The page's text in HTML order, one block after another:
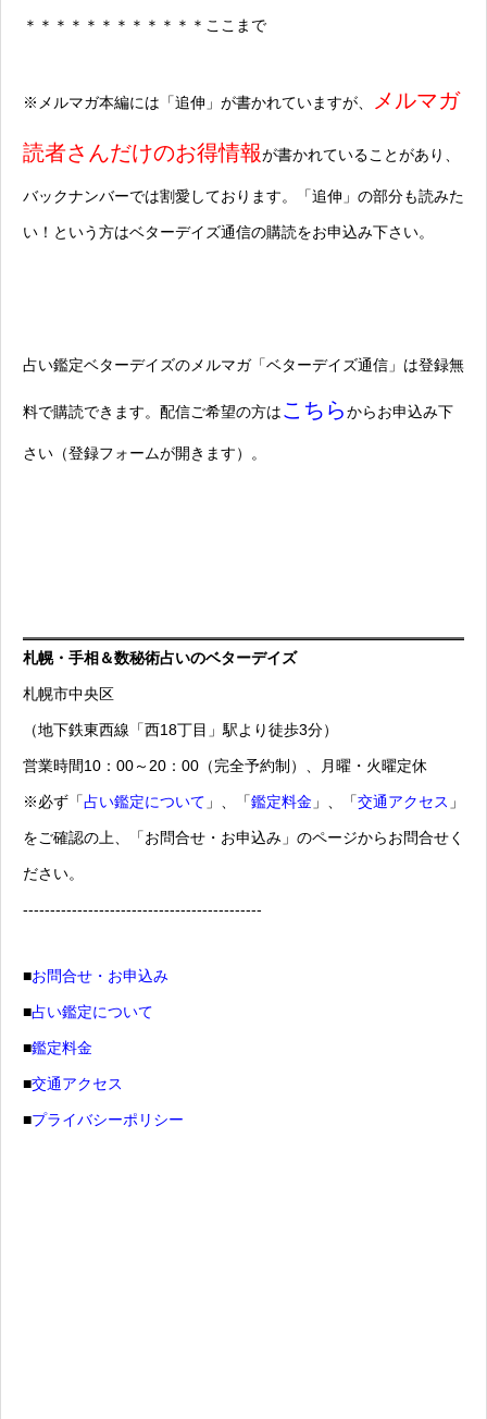
＊＊＊＊＊＊＊＊＊＊＊＊ここまで
※メルマガ本編には「追伸」が書かれていますが、 メルマガ
読者さんだけのお得情報が書かれていることがあり、
バックナンバーでは割愛しております。「追伸」の部分も読みた
い！という方はベターデイズ通信の購読をお申込み下さい。
占い鑑定ベターデイズのメルマガ「ベターデイズ通信」は登録無
料で購読できます。配信ご希望の方はこちらからお申込み下
さい（登録フォームが開きます）。
札幌・手相＆数秘術占いのベターデイズ
札幌市中央区
（地下鉄東西線「西18丁目」駅より徒歩3分）
営業時間10：00～20：00（完全予約制）、月曜・火曜定休
※必ず「占い鑑定について 」、「鑑定料金 」、「交通アクセス 」
をご確認の上、「お問合せ・お申込み」のページからお問合せく
ださい。
--------------------------------------------
■お問合せ・お申込み
■占い鑑定について
■鑑定料金
■交通アクセス
■プライバシーポリシー